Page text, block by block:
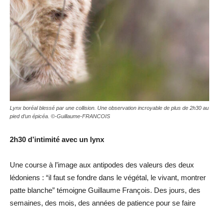
Lynx boréal blessé par une collision. Une observation incroyable de plus de 2h30 au
pied d’un épicéa. ©-Guillaume-FRANCOIS
2h30 d’intimité avec un lynx
Une course à l’image aux antipodes des valeurs des deux
lédoniens : “il faut se fondre dans le végétal, le vivant, montrer
patte blanche” témoigne Guillaume François. Des jours, des
semaines, des mois, des années de patience pour se faire